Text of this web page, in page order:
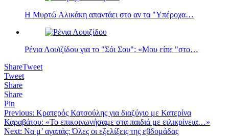
Η Μυρτώ Αλικάκη απαντάει στο αν τα "Υπέροχα…
Ρένια Λουϊζίδου για το "Σόι Σου": «Μου είπε "στο…
ShareTweet
Tweet
Share
Share
Pin
Πλοήγηση
άρθρων
Previous: Κρατερός Κατσούλης για διαζύγιο με Κατερίνα
Καραβάτου: «Το επικοινωνήσαμε στα παιδιά με ειλικρίνεια…»
Next: Να μ’ αγαπάς: Όλες οι εξελίξεις της εβδομάδας